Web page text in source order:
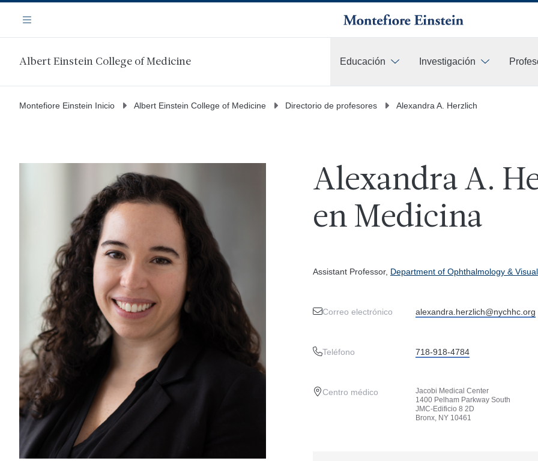
contenido
Navegación
Menú
Albert Einstein College of Medicine Educación Investigación
Montefiore Einstein Inicio Albert Einstein College of Medicine Directorio de profesores Alexandra A. Herzlich
Alexandra A.
en Medicina
Assistant Professor, Department of Ophthalmology &
Correo electrónico alexandra.herzlich@nychhc.org
Teléfono 718-918-4784
Centro médico
Jacobi Medical Center
1400 Pelham Parkway South
JMC-Edificio 8 2D
Bronx, NY 10461